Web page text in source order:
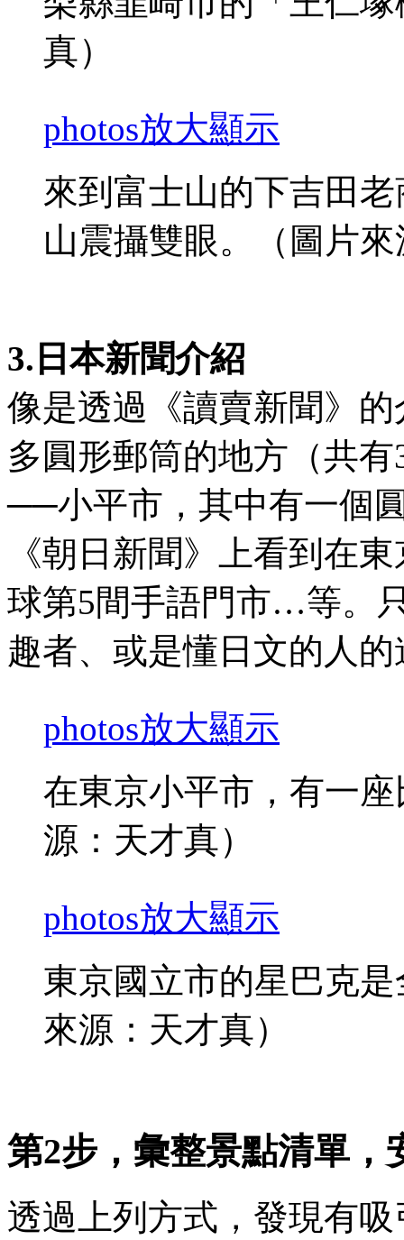
真）
photos放大顯示
來到富士山的下吉田
山震攝雙眼。（圖片
3.日本新聞介紹
像是透過《讀賣新聞》
多圓形郵筒的地方（共
──小平市，其中有一個
《朝日新聞》上看到在
球第5間手語門市…等。
趣者、或是懂日文的人
photos放大顯示
在東京小平市，有一
源：天才真）
photos放大顯示
東京國立市的星巴克
來源：天才真）
第2步，彙整景點清單，
透過上列方式，發現有